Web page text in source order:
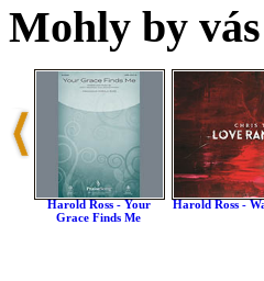
Mohly by
Harold Ross - Your
Grace Finds Me
Harold Ross -